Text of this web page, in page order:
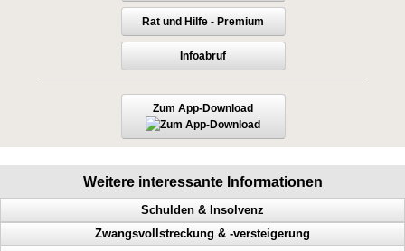
Rat und Hilfe - Premium
Infoabruf
Zum App-Download
Weitere interessante Informationen
Schulden & Insolvenz
Gläubiger, Lebensqualität, weniger Schulden, Privatinsolvenz
Zwangsvollstreckung & -versteigerung